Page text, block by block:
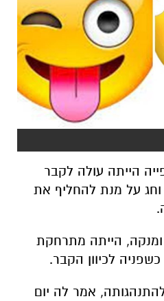
הייתה עולה לקבר
וחג על מנת להחליף את
הייתה מתרחקת
לכיוון הקבר.
אמר לה יום